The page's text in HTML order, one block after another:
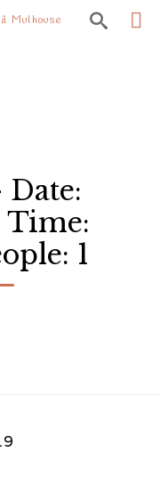
Mulhouse 
Time:
1